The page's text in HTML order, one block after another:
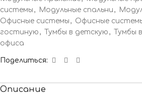
системы , Модульные спальни ,
Офисные системы , Офисные
гостиную , Тумбы в детскую , Тумбы
офиса
Поделиться:
Описание